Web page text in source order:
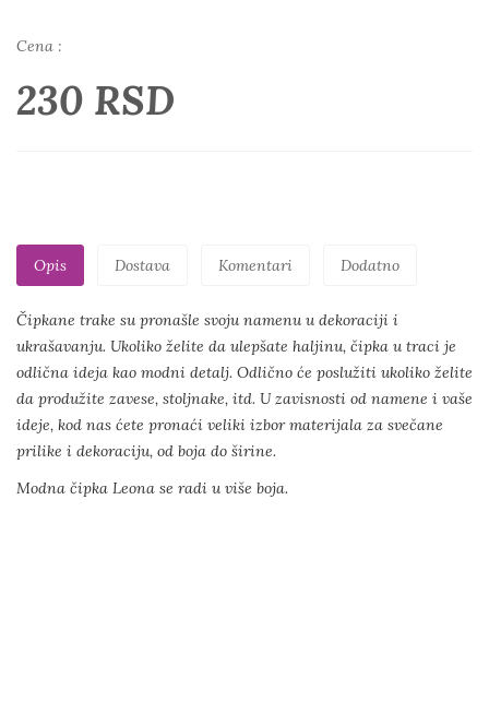
Cena :
230 RSD
Opis Dostava Komentari Dodatno
Čipkane trake su pronašle svoju namenu u dekoraciji i
ukrašavanju. Ukoliko želite da ulepšate haljinu, čipka u traci je
odlična ideja kao modni detalj. Odlično će poslužiti ukoliko želite
da produžite zavese, stoljnake, itd. U zavisnosti od namene i vaše
ideje, kod nas ćete pronaći veliki izbor materijala za svečane
prilike i dekoraciju, od boja do širine.
Modna čipka Leona se radi u više boja.